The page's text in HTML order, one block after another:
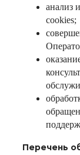
анализ
cookies;
Перечень